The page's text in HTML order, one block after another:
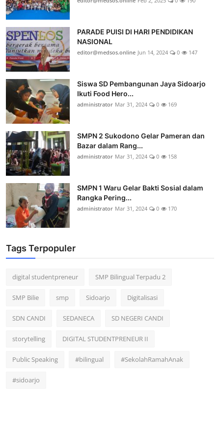
PARADE PUISI DI HARI PENDIDIKAN
NASIONAL
editor@medsos.online Jun 14, 2024 0 147
Siswa SD Pembangunan Jaya Sidoarjo
Ikuti Food Hero...
administrator Mar 31, 2024 0 169
SMPN 2 Sukodono Gelar Pameran dan
Bazar dalam Rang...
administrator Mar 31, 2024 0 158
SMPN 1 Waru Gelar Bakti Sosial dalam
Rangka Pering...
administrator Mar 31, 2024 0 170
Tags Terpopuler
digital studentpreneur SMP Bilingual Terpadu 2
SMP Bilie smp Sidoarjo Digitalisasi
SDN CANDI SEDANECA SD NEGERI CANDI
storytelling DIGITAL STUDENTPRENEUR II
Public Speaking #bilingual #SekolahRamahAnak
#sidoarjo